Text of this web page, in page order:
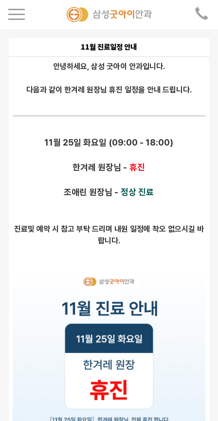
11월 진료일정 안내
안녕하세요, 삼성 굿아이 안과입니다.
다음과 같이 한겨레 원장님 휴진 일정을 안내 드립니다.
11월 25일 화요일 (09:00 - 18:00)
한겨레 원장님 - 휴진
조애린 원장님 - 정상 진료
진료및 예약 시 참고 부탁 드리며 내원 일정에 착오 없으시길 바
랍니다.